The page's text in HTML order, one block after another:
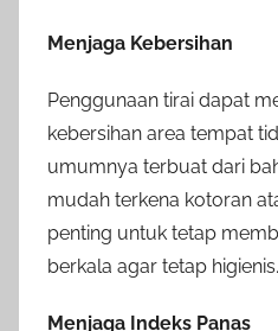
Menjaga Kebersihan
Penggunaan tirai dapat
kebersihan area tempat
umumnya terbuat dari
mudah terkena kotoran
penting untuk tetap
berkala agar tetap higienis.
Menjaga Indeks Panas